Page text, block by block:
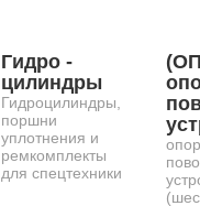
Гидро -
цилиндры
Гидроцилиндры,
поршни
уплотнения и
ремкомплекты
для спецтехники